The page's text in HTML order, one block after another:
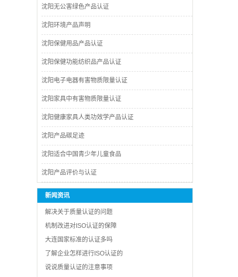
沈阳无公害绿色产品认证
沈阳环境产品声明
沈阳保健用品产品认证
沈阳保健功能纺织品产品认证
沈阳电子电器有害物质限量认证
沈阳家具中有害物质限量认证
沈阳健康家具人类功效学产品认证
沈阳产品碳足迹
沈阳适合中国青少年儿童食品
沈阳产品评价与认证
新闻资讯
解决关于质量认证的问题
机制改进对ISO认证的保障
大连国家标准的认证多吗
了解企业怎样进行ISO认证的
说说质量认证的注意事项